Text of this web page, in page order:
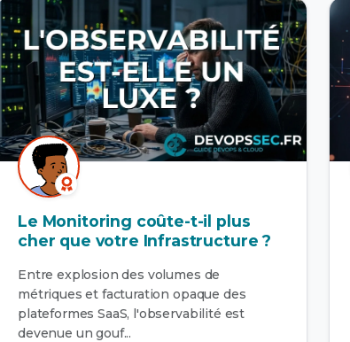
Le Monitoring coûte-t-il plus
cher que votre Infrastructure ?
Entre explosion des volumes de
métriques et facturation opaque des
plateformes SaaS, l'observabilité est
devenue un gouf...